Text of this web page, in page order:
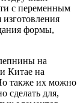
с переменным
формы,
на
Китае на
также их можно
сделать для,